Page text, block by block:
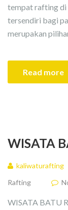
tempat rafting di
tersendiri bagi
merupakan
Read more
WISATA
kaliwaturafting
Rafting
WISATA BATU